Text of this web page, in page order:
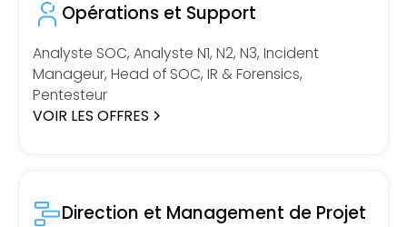
Opérations et Support
Analyste SOC, Analyste N1, N2, N3, Incident
Manageur, Head of SOC, IR & Forensics,
Pentesteur
VOIR LES OFFRES
Direction et Management de Projet